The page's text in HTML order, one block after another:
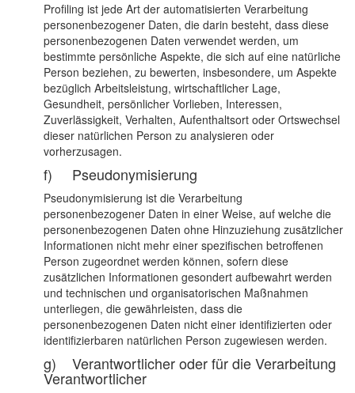
Profiling ist jede Art der automatisierten Verarbeitung
personenbezogener Daten, die darin besteht, dass diese
personenbezogenen Daten verwendet werden, um
bestimmte persönliche Aspekte, die sich auf eine natürliche
Person beziehen, zu bewerten, insbesondere, um Aspekte
bezüglich Arbeitsleistung, wirtschaftlicher Lage,
Gesundheit, persönlicher Vorlieben, Interessen,
Zuverlässigkeit, Verhalten, Aufenthaltsort oder Ortswechsel
dieser natürlichen Person zu analysieren oder
vorherzusagen.
f) Pseudonymisierung
Pseudonymisierung ist die Verarbeitung
personenbezogener Daten in einer Weise, auf welche die
personenbezogenen Daten ohne Hinzuziehung zusätzlicher
Informationen nicht mehr einer spezifischen betroffenen
Person zugeordnet werden können, sofern diese
zusätzlichen Informationen gesondert aufbewahrt werden
und technischen und organisatorischen Maßnahmen
unterliegen, die gewährleisten, dass die
personenbezogenen Daten nicht einer identifizierten oder
identifizierbaren natürlichen Person zugewiesen werden.
g) Verantwortlicher oder für die Verarbeitung
Verantwortlicher